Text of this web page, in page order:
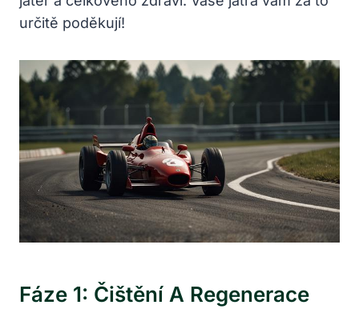
určitě poděkují!
Fáze 1: Čištění A Regenerace